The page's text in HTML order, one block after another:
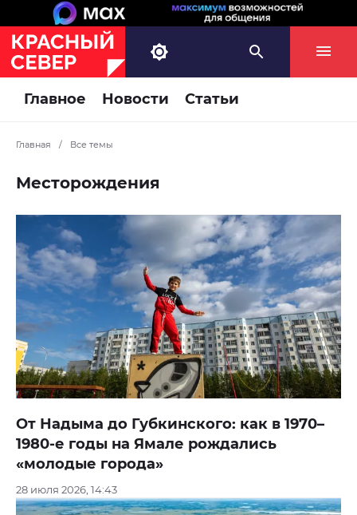
Главное Новости Статьи
Главная / Все темы
Месторождения
От Надыма до Губкинского: как в 1970–
1980-е годы на Ямале рождались
«молодые города»
28 июля 2026, 14:43